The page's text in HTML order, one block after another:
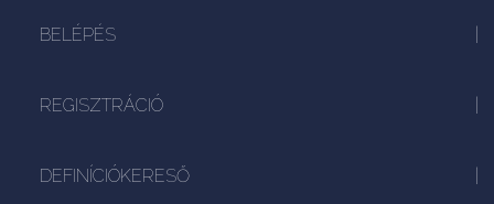
BELÉPÉS
REGISZTRÁCIÓ
DEFINÍCIÓKERESŐ